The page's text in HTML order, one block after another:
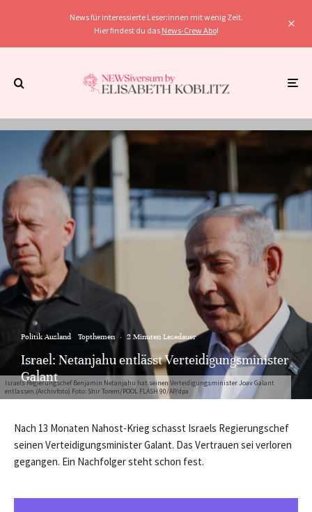
News für interessierte Leser:innen mit wenig Zeit.
Hier findest du das News-Crew Abo!
Israels Regierungschef Benjamin Netanjahu hat seinen Verteidigungsminister Joav Galant
entlassen.(Archivfoto) Foto: Shir Torem/POOL FLASH 90/AP/dpa
Politik Ausland Topthemen · 2 Minuten Lesedauer
Israel: Netanjahu entlässt Verteidigungsminister
Galant
Nach 13 Monaten Nahost-Krieg schasst Israels Regierungschef
seinen Verteidigungsminister Galant. Das Vertrauen sei verloren
gegangen. Ein Nachfolger steht schon fest.